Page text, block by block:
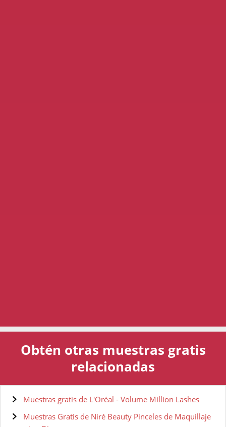
Obtén otras muestras gratis
relacionadas
Muestras gratis de L'Oréal - Volume Million Lashes
Muestras Gratis de Niré Beauty Pinceles de Maquillaje